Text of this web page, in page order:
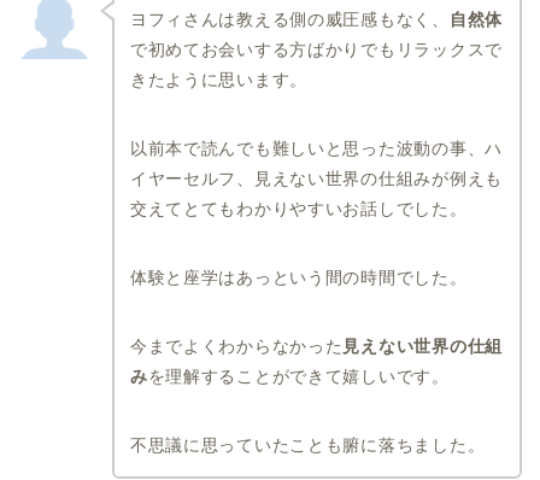
ヨフィさんは教える側の威圧感もなく、
自然体
で初めてお会いする方ばかりでもリラックスで
きたように思います。
以前本で読んでも難しいと思った波動の事、ハ
イヤーセルフ、見えない世界の仕組みが例えも
交えてとてもわかりやすいお話しでした。
体験と座学はあっという間の時間でした。
今までよくわからなかった 見えない世界の仕組
みを理解することができて嬉しいです。
不思議に思っていたことも腑に落ちました。